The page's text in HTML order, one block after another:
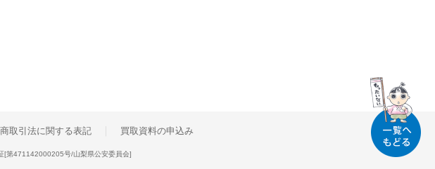
取引法に関する表記 買取資料の申込み
[第471142000205号/山梨県公安委員会]